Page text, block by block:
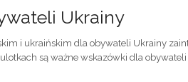
Ukrainy
i ukraińskim dla obywateli Ukrainy
są ważne wskazówki dla obywateli